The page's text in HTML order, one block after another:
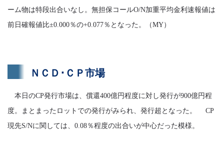
ーム物は特段出合いなし。無担保コールO/N加重平均金利速報値は
前日確報値比±0.000％の+0.077％となった。（MY）
ＮＣＤ･ＣＰ市場
本日のCP発行市場は、償還400億円程度に対し発行が900億円程
度。まとまったロットでの発行がみられ、発行超となった。 CP
現先S/Nに関しては、0.08％程度の出合いが中心だった模様。